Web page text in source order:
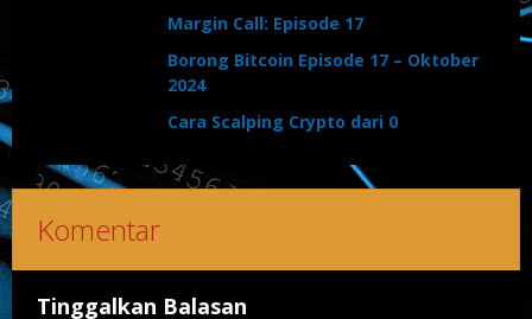
Margin Call: Episode 17
Borong Bitcoin Episode 17 – Oktober
2024
Cara Scalping Crypto dari 0
Komentar
Tinggalkan Balasan